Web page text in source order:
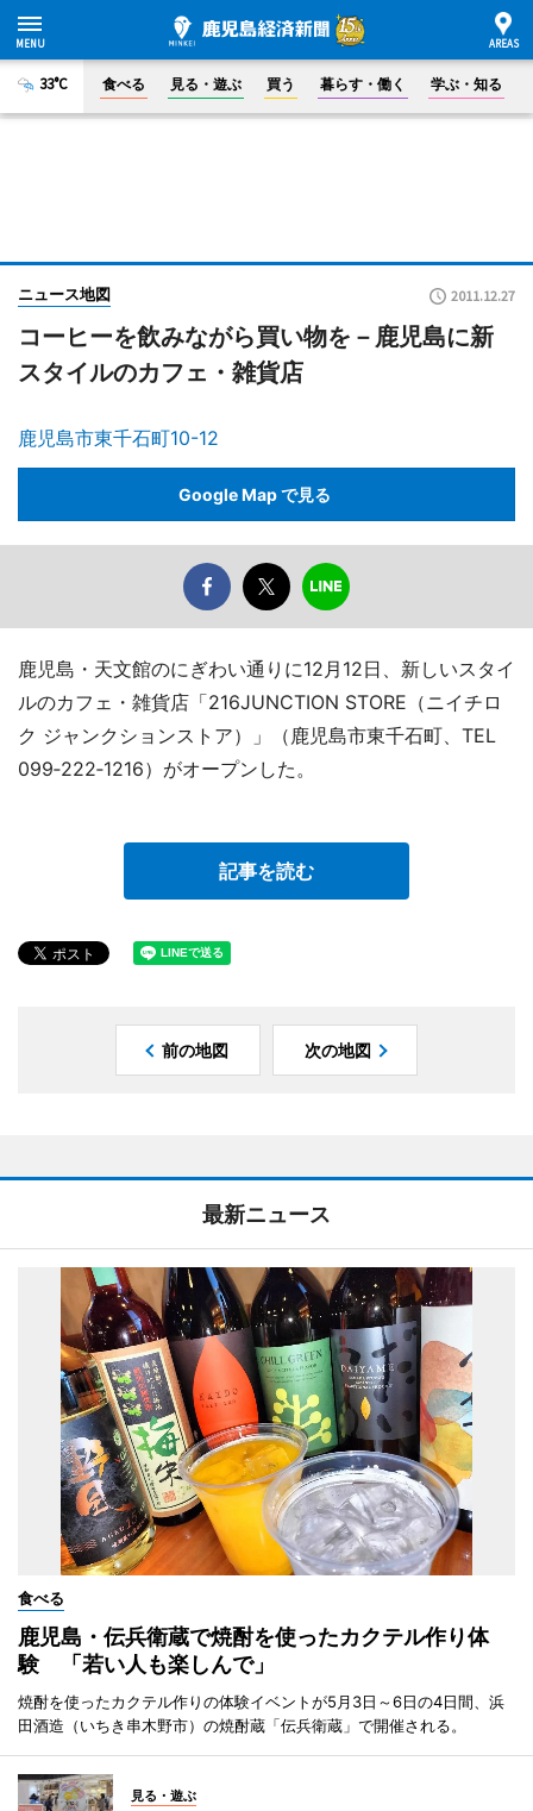
33°C 食べる 見る・遊ぶ 買う 暮らす・働く 学ぶ・知る
ニュース地図 2011.12.27
コーヒーを飲みながら買い物を－鹿児島に新
スタイルのカフェ・雑貨店
鹿児島市東千石町10-12
Google Map で見る
鹿児島・天文館のにぎわい通りに12月12日、新しいスタイ
ルのカフェ・雑貨店「216JUNCTION STORE（ニイチロ
ク ジャンクションストア）」（鹿児島市東千石町、TEL
099‐222‐1216）がオープンした。
記事を読む
前の地図 次の地図
最新ニュース
食べる
鹿児島・伝兵衛蔵で焼酎を使ったカクテル作り体
験 「若い人も楽しんで」
焼酎を使ったカクテル作りの体験イベントが5月3日～6日の4日間、浜
田酒造（いちき串木野市）の焼酎蔵「伝兵衛蔵」で開催される。
見る・遊ぶ